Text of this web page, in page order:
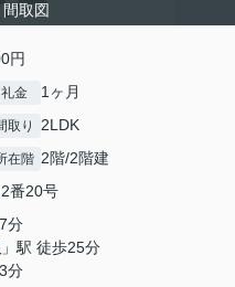
間取図
円
礼金 1ヶ月
取り 2LDK
在階 2階/2階建
番20号
分
」駅 徒歩25分
分